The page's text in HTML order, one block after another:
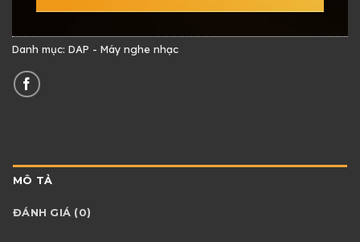
Danh mục: DAP - Máy nghe nhạc
MÔ TẢ
ĐÁNH GIÁ (0)